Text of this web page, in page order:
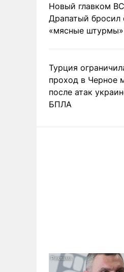
Новый главком
Драпатый бросил
«мясные штурмы»
Турция
проход в Черное
после атак
БПЛА